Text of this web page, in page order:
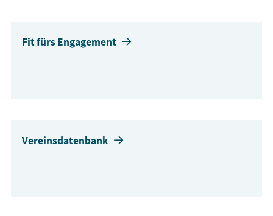
Fit fürs Engagement
Vereinsdatenbank